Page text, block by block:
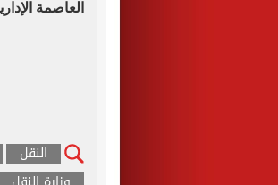
العاصمة
النقل